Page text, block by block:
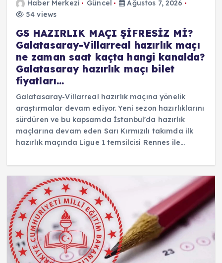
Haber Merkezi Güncel
Ağustos 7, 2026
54 views
GS HAZIRLIK MAÇI ŞİFRESİZ Mİ?
Galatasaray-Villarreal hazırlık maçı
ne zaman saat kaçta hangi kanalda?
Galatasaray hazırlık maçı bilet
fiyatları…
Galatasaray-Villarreal hazırlık maçına yönelik
araştırmalar devam ediyor. Yeni sezon hazırlıklarını
sürdüren ve bu kapsamda İstanbul'da hazırlık
maçlarına devam eden Sarı Kırmızılı takımda ilk
hazırlık maçında Ligue 1 temsilcisi Rennes ile…